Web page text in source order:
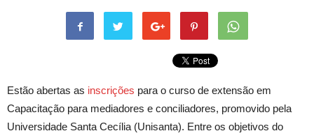
Estão abertas as inscrições para o curso de extensão em
Capacitação para mediadores e conciliadores, promovido pela
Universidade Santa Cecília (Unisanta). Entre os objetivos do